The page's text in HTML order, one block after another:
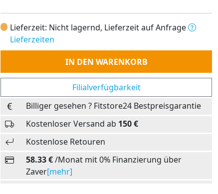
Lieferzeit: Nicht lagernd, Lieferzeit auf Anfrage
Lieferzeiten
Anzahl
IN DEN WARENKORB
Filialverfügbarkeit
Billiger gesehen ? Fitstore24 Bestpreisgarantie
Kostenloser Versand ab 150 €
Kostenlose Retouren
58.33 €/Monat mit 0% Finanzierung über
Zaver[mehr]